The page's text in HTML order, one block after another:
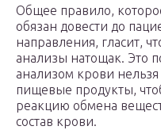
Общее правило,
обязан довести до
направления, гласит,
анализы натощак. Это
анализом крови
пищевые продукты,
реакцию обмена
состав крови.